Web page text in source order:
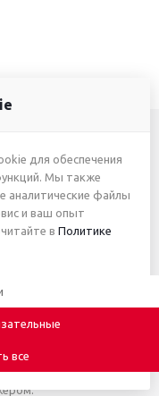
77
носят
и не являются
с информацией о
для заключения
принятым только после
для обеспечения
Мы также
аналитические файлы
и ваш опыт
в Политике
все